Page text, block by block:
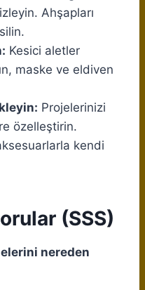
Ahşapları
Kesici aletler
maske ve eldiven
Projelerinizi
özelleştirin.
kendi
(SSS)
nereden